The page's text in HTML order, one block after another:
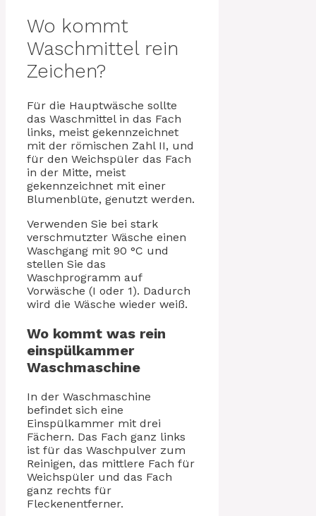
Wo kommt
Waschmittel rein
Zeichen?
Für die Hauptwäsche sollte
das Waschmittel in das Fach
links, meist gekennzeichnet
mit der römischen Zahl II, und
für den Weichspüler das Fach
in der Mitte, meist
gekennzeichnet mit einer
Blumenblüte, genutzt werden.
Verwenden Sie bei stark
verschmutzter Wäsche einen
Waschgang mit 90 °C und
stellen Sie das
Waschprogramm auf
Vorwäsche (I oder 1). Dadurch
wird die Wäsche wieder weiß.
Wo kommt was rein
einspülkammer
Waschmaschine
In der Waschmaschine
befindet sich eine
Einspülkammer mit drei
Fächern. Das Fach ganz links
ist für das Waschpulver zum
Reinigen, das mittlere Fach für
Weichspüler und das Fach
ganz rechts für
Fleckenentferner.